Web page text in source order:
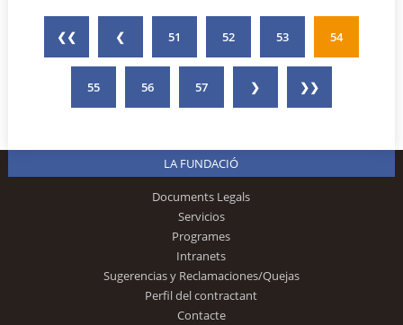
❮❮ ❮ 51 52 53 54
55 56 57 ❯ ❯❯
LA FUNDACIÓ
Documents Legals
Servicios
Programes
Intranets
Sugerencias y Reclamaciones/Quejas
Perfil del contractant
Contacte